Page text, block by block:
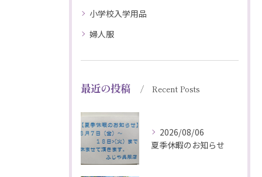
小学校入学用品
婦人服
最近の投稿 Recent Posts
2026/08/06
夏季休暇のお知らせ